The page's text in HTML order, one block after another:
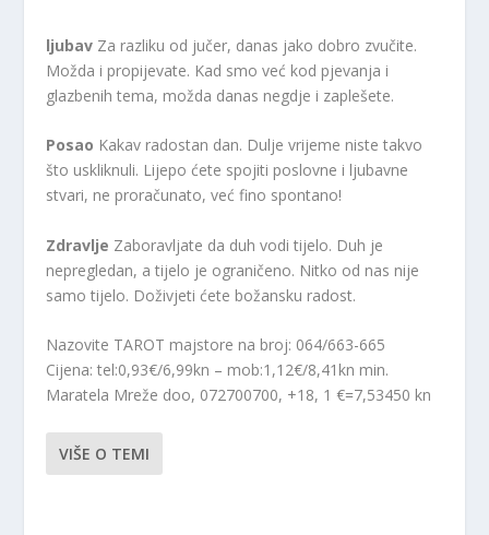
ljubav Za razliku od jučer, danas jako dobro zvučite.
Možda i propijevate. Kad smo već kod pjevanja i
glazbenih tema, možda danas negdje i zaplešete.
Posao Kakav radostan dan. Dulje vrijeme niste takvo
što uskliknuli. Lijepo ćete spojiti poslovne i ljubavne
stvari, ne proračunato, već fino spontano!
Zdravlje Zaboravljate da duh vodi tijelo. Duh je
nepregledan, a tijelo je ograničeno. Nitko od nas nije
samo tijelo. Doživjeti ćete božansku radost.
Nazovite TAROT majstore na broj: 064/663-665
Cijena: tel:0,93€/6,99kn – mob:1,12€/8,41kn min.
Maratela Mreže doo, 072700700, +18, 1 €=7,53450 kn
VIŠE O TEMI